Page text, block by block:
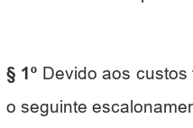
§ 1º Devido aos
o seguinte